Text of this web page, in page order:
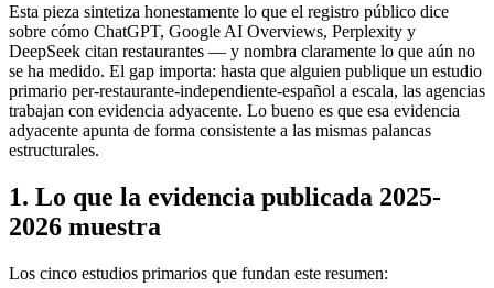
Esta pieza sintetiza honestamente lo que el registro público dice
sobre cómo ChatGPT, Google AI Overviews, Perplexity y
DeepSeek citan restaurantes — y nombra claramente lo que aún no
se ha medido. El gap importa: hasta que alguien publique un estudio
primario per-restaurante-independiente-español a escala, las agencias
trabajan con evidencia adyacente. Lo bueno es que esa evidencia
adyacente apunta de forma consistente a las mismas palancas
estructurales.
1. Lo que la evidencia publicada 2025-
2026 muestra
Los cinco estudios primarios que fundan este resumen: